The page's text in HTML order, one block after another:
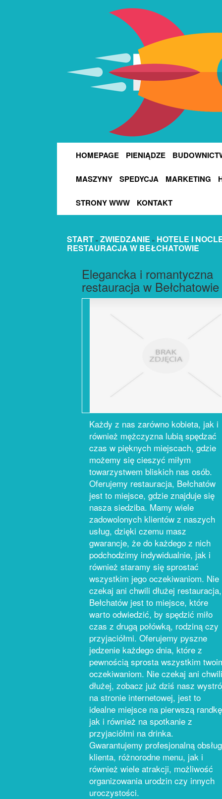
HOMEPAGE PIENIĄDZE
MASZYNY SPEDYCJA MARKETING
STRONY WWW KONTAKT
START » ZWIEDZANIE » HOTELE I
RESTAURACJA W BEŁCHATOWIE
Elegancka i romantyczna
restauracja w Bełchatowie
Każdy z nas zarówno kobieta, jak i
również mężczyzna lubią spędzać
czas w pięknych miejscach, gdzie
możemy się cieszyć miłym
towarzystwem bliskich nas osób.
Oferujemy restauracja, Bełchatów
jest to miejsce, gdzie znajduje się
nasza siedziba. Mamy wiele
zadowolonych klientów z naszych
usług, dzięki czemu masz
gwarancje, że do każdego z nich
podchodzimy indywidualnie, jak i
również staramy się sprostać
wszystkim jego oczekiwaniom. Nie
czekaj ani chwili dłużej restauracja,
Bełchatów jest to miejsce, które
warto odwiedzić, by spędzić miło
czas z drugą połówką, rodziną czy
przyjaciółmi. Oferujemy pyszne
jedzenie każdego dnia, które z
pewnością sprosta wszystkim
oczekiwaniom. Nie czekaj ani chwili
dłużej, zobacz już dziś nasz
na stronie internetowej, jest to
idealne miejsce na pierwszą
jak i również na spotkanie z
przyjaciółmi na drinka.
Gwarantujemy profesjonalną
klienta, różnorodne menu, jak i
również wiele atrakcji, możliwość
organizowania urodzin czy innych
uroczystości.